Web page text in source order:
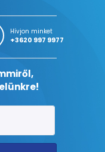
Hívjon minket
+3620 997 9977